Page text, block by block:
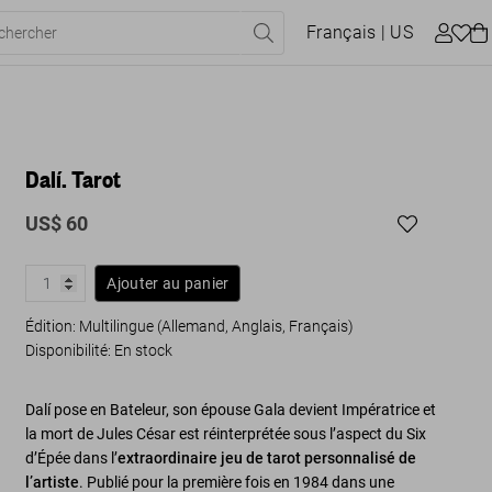
Français | US
Dalí. Tarot
US$ 60
Ajouter au panier
Édition: Multilingue (Allemand, Anglais, Français)
Disponibilité: En stock
Dalí pose en Bateleur, son épouse Gala devient Impératrice et
la mort de Jules César est réinterprétée sous l’aspect du Six
d’Épée dans l’extraordinaire jeu de tarot personnalisé de
l’artiste. Publié pour la première fois en 1984 dans une